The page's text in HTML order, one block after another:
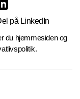
på LinkedIn
du hjemmesiden og